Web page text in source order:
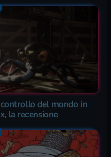
del mondo in
la recensione